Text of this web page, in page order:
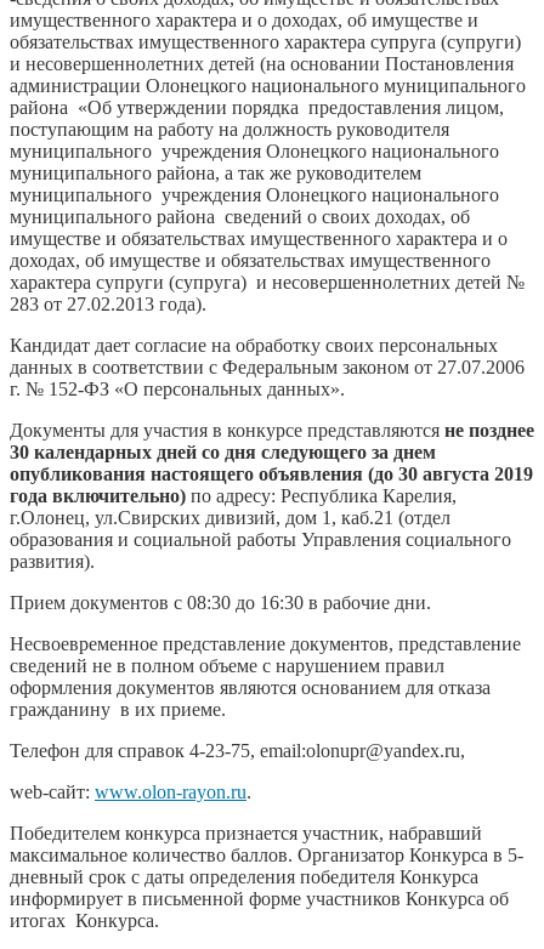
имущественного характера и о доходах, об имуществе и
обязательствах имущественного характера супруга (супруги)
и несовершеннолетних детей (на основании Постановления
администрации Олонецкого национального муниципального
района «Об утверждении порядка предоставления лицом,
поступающим на работу на должность руководителя
муниципального учреждения Олонецкого национального
муниципального района, а так же руководителем
муниципального учреждения Олонецкого национального
муниципального района сведений о своих доходах, об
имуществе и обязательствах имущественного характера и о
доходах, об имуществе и обязательствах имущественного
характера супруги (супруга) и несовершеннолетних детей №
283 от 27.02.2013 года).
Кандидат дает согласие на обработку своих персональных
данных в соответствии с Федеральным законом от 27.07.2006
г. № 152-ФЗ «О персональных данных».
Документы для участия в конкурсе представляются не позднее
30 календарных дней со дня следующего за днем
опубликования настоящего объявления (до 30 августа 2019
года включительно) по адресу: Республика Карелия,
г.Олонец, ул.Свирских дивизий, дом 1, каб.21 (отдел
образования и социальной работы Управления социального
развития).
Прием документов с 08:30 до 16:30 в рабочие дни.
Несвоевременное представление документов, представление
сведений не в полном объеме с нарушением правил
оформления документов являются основанием для отказа
гражданину в их приеме.
Телефон для справок 4-23-75, email:olonupr@yandex.ru,
web-сайт: www.olon-rayon.ru.
Победителем конкурса признается участник, набравший
максимальное количество баллов. Организатор Конкурса в 5-
дневный срок с даты определения победителя Конкурса
информирует в письменной форме участников Конкурса об
итогах Конкурса.